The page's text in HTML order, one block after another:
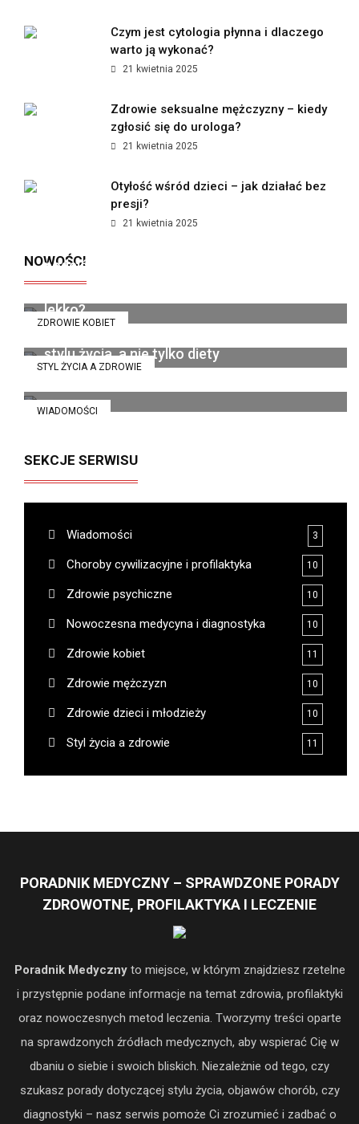
Czym jest cytologia płynna i dlaczego
warto ją wykonać?
21 kwietnia 2025
Zdrowie seksualne mężczyzny – kiedy
zgłosić się do urologa?
21 kwietnia 2025
Otyłość wśród dzieci – jak działać bez
presji?
21 kwietnia 2025
NOWOŚCI
ZDROWIE KOBIET
podejście do kobiecego wellness?
STYL ŻYCIA A ZDROWIE
Dieta pudełkowa bez glutenu i laktozy - kiedy
organizm wreszcie zaczyna funkcjonować
lekko?
WIADOMOŚCI
stylu życia, a nie tylko diety
SEKCJE SERWISU
Wiadomości 3
Choroby cywilizacyjne i profilaktyka 10
Zdrowie psychiczne 10
Nowoczesna medycyna i diagnostyka 10
Zdrowie kobiet 11
Zdrowie mężczyzn 10
Zdrowie dzieci i młodzieży 10
Styl życia a zdrowie 11
PORADNIK MEDYCZNY – SPRAWDZONE PORADY
ZDROWOTNE, PROFILAKTYKA I LECZENIE
Poradnik Medycznyto miejsce, w którym znajdziesz rzetelne
i przystępnie podane informacje na temat zdrowia, profilaktyki
oraz nowoczesnych metod leczenia. Tworzymy treści oparte
na sprawdzonych źródłach medycznych, aby wspierać Cię w
dbaniu o siebie i swoich bliskich. Niezależnie od tego, czy
szukasz porady dotyczącej stylu życia, objawów chorób, czy
diagnostyki – nasz serwis pomoże Ci zrozumieć i zadbać o